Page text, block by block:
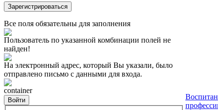
Зарегистрироваться
Все поля обязательны для заполнения
Пользователь по указанной комбинации полей не
найден!
На электронный адрес, который Вы указали, было
отправлено письмо с данными для входа.
container
Войти